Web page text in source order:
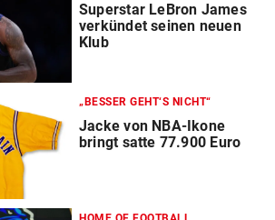
Superstar LeBron James
verkündet seinen neuen
Klub
„BESSER GEHT‘S NICHT“
Jacke von NBA-Ikone
bringt satte 77.900 Euro